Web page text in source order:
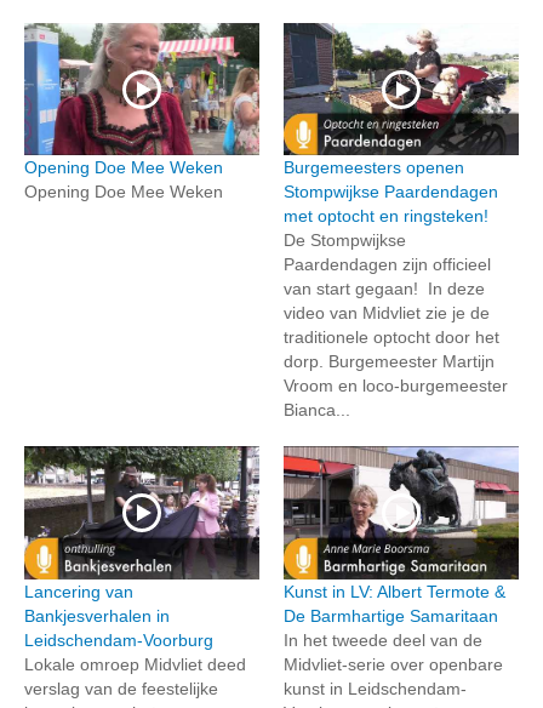
Opening Doe Mee Weken
Opening Doe Mee Weken
Burgemeesters openen
Stompwijkse Paardendagen
met optocht en ringsteken!
De Stompwijkse
Paardendagen zijn officieel
van start gegaan! In deze
video van Midvliet zie je de
traditionele optocht door het
dorp. Burgemeester Martijn
Vroom en loco-burgemeester
Bianca...
Lancering van
Bankjesverhalen in
Leidschendam-Voorburg
Lokale omroep Midvliet deed
verslag van de feestelijke
Kunst in LV: Albert Termote &
De Barmhartige Samaritaan
In het tweede deel van de
Midvliet-serie over openbare
kunst in Leidschendam-